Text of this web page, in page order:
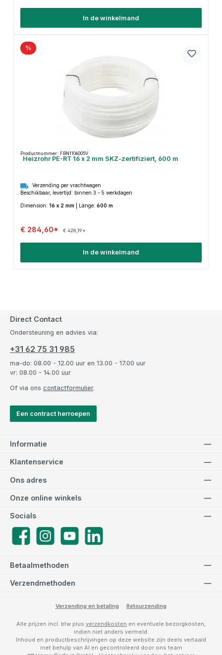
In de winkelmand
%
Productnummer: FBN1106005V
Heizrohr PE-RT 16 x 2 mm SKZ-zertifiziert, 600 m
Verzending per vrachtwagen
Beschikbaar, levertijd: binnen 3 - 5 werkdagen
Dimension: 16 x 2 mm Länge: 600 m
€ 284,60* € 428,19*
In de winkelmand
Direct Contact
Ondersteuning en advies via:
+31 62 75 31 985
ma-do: 08.00 - 12.00 uur en 13.00 - 17.00 uur
vr: 08.00 - 14.00 uur
Of via ons contactformulier.
Een contract herroepen
Informatie
Klantenservice
Betaalmethoden
Verzendmethoden
Ons adres
Socials
FacebookInstagramYouTube LinkedIn
Onze online winkels
Verzending en betaling Retourzending
Alle prijzen incl. btw plus verzendkosten en eventuele bezorgkosten,
indien niet anders vermeld.
Inhoud en productbeschrijvingen op deze website zijn deels vertaald
met behulp van AI en gecontroleerd door ons team